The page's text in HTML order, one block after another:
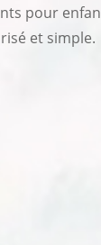
pour
et simple.